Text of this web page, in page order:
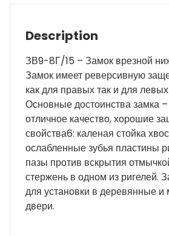
Description
ЗВ9-8Г/15 – Замок врезной
Замок имеет реверсивную
как для правых так и для
Основные достоинства замка
отличное качество, хорошие
свойства6: каленая стойка
ослабленные зубья пластины
пазы против вскрытия
стержень в одном из ригелей.
для установки в деревянные и
двери.